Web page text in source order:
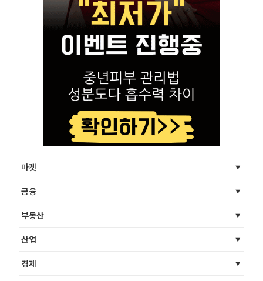
마켓
금융
부동산
산업
경제